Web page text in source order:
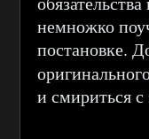
немножко
постановке.
и смириться